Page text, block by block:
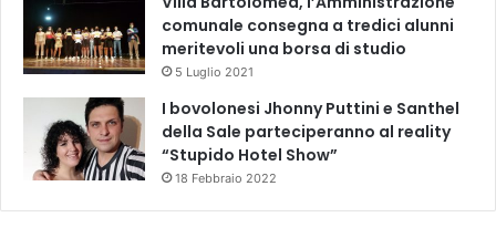
comunale consegna a tredici alunni
meritevoli una borsa di studio
5 Luglio 2021
I bovolonesi Jhonny Puttini e Santhel
della Sale parteciperanno al reality
“Stupido Hotel Show”
18 Febbraio 2022